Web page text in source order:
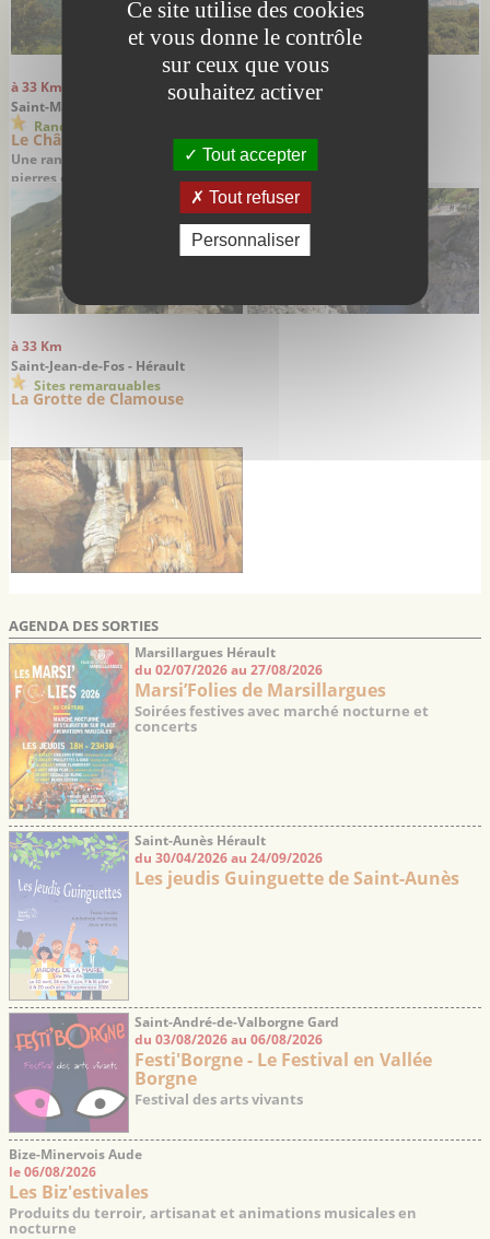
à 33 Km
Saint-Mathieu-de-Tréviers - Hérault
Randonnées
Le Château de Montferrand
Une randonnée alliant belles
pierres et splendides panoramas
à 33 Km
Le Pont du Diable
à 33 Km
Saint-Jean-de-Fos - Hérault
Sites remarquables
La Grotte de Clamouse
AGENDA DES SORTIES
Marsillargues Hérault
du 02/07/2026 au 27/08/2026
Marsi’Folies de Marsillargues
Soirées festives avec marché nocturne et
concerts
Saint-Aunès Hérault
du 30/04/2026 au 24/09/2026
Les jeudis Guinguette de Saint-Aunès
Saint-André-de-Valborgne Gard
du 03/08/2026 au 06/08/2026
Festi'Borgne - Le Festival en Vallée
Borgne
Festival des arts vivants
Bize-Minervois Aude
le 06/08/2026
Les Biz'estivales
Produits du terroir, artisanat et animations musicales en
nocturne
Ce site utilise des cookies
et vous donne le contrôle
sur ceux que vous
souhaitez activer
Tout accepter
Tout refuser
Personnaliser